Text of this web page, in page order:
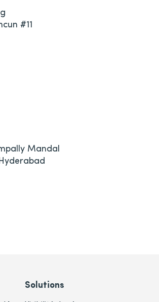
#11
Mandal
Solutions